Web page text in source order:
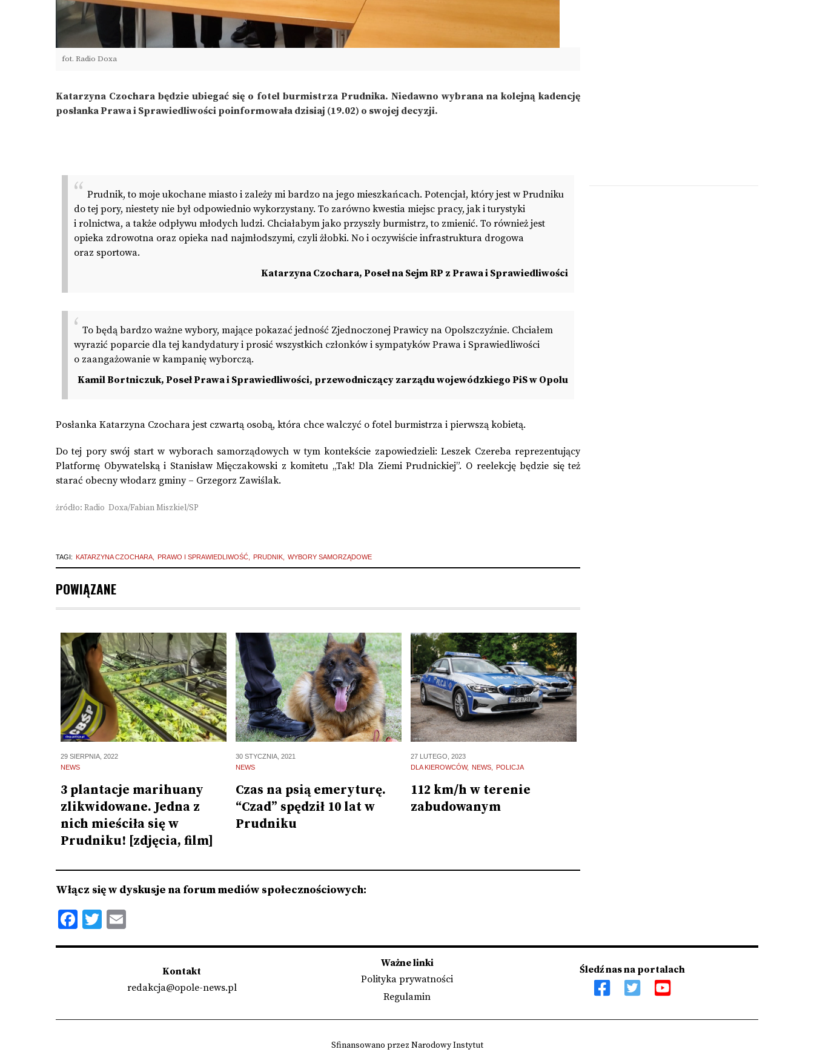
fot. Radio Doxa
Katarzyna Czochara będzie ubiegać się o fotel burmistrza Prudnika. Niedawno wybrana na kolejną kadencję
posłanka Prawa i Sprawiedliwości poinformowała dzisiaj (19.02) o swojej decyzji.
Prudnik, to moje ukochane miasto i zależy mi bardzo na jego mieszkańcach. Potencjał, który jest w Prudniku
do tej pory, niestety nie był odpowiednio wykorzystany. To zarówno kwestia miejsc pracy, jak i turystyki
i rolnictwa, a także odpływu młodych ludzi. Chciałabym jako przyszły burmistrz, to zmienić. To również jest
opieka zdrowotna oraz opieka nad najmłodszymi, czyli żłobki. No i oczywiście infrastruktura drogowa
oraz sportowa.
Katarzyna Czochara, Poseł na Sejm RP z Prawa i Sprawiedliwości
To będą bardzo ważne wybory, mające pokazać jedność Zjednoczonej Prawicy na Opolszczyźnie. Chciałem
wyrazić poparcie dla tej kandydatury i prosić wszystkich członków i sympatyków Prawa i Sprawiedliwości
o zaangażowanie w kampanię wyborczą.
Kamil Bortniczuk, Poseł Prawa i Sprawiedliwości, przewodniczący zarządu wojewódzkiego PiS w Opolu
Posłanka Katarzyna Czochara jest czwartą osobą, która chce walczyć o fotel burmistrza i pierwszą kobietą.
Do tej pory swój start w wyborach samorządowych w tym kontekście zapowiedzieli: Leszek Czereba reprezentujący
Platformę Obywatelską i Stanisław Mięczakowski z komitetu „Tak! Dla Ziemi Prudnickiej”. O reelekcję będzie się też
starać obecny włodarz gminy – Grzegorz Zawiślak.
żródło: Radio Doxa/Fabian Miszkiel/SP
TAGI: KATARZYNA CZOCHARA PRAWO I SPRAWIEDLIWOŚĆ PRUDNIK WYBORY SAMORZĄDOWE
POWIĄZANE
29 SIERPNIA, 2022
NEWS
3 plantacje marihuany
zlikwidowane. Jedna z
nich mieściła się w
Prudniku! [zdjęcia, film]
30 STYCZNIA, 2021
NEWS
Czas na psią emeryturę.
“Czad” spędził 10 lat w
Prudniku
27 LUTEGO, 2023
DLA KIEROWCÓW
NEWS POLICJA
112 km/h w terenie
zabudowanym
Włącz się w dyskusje na forum mediów społecznościowych:
Facebook
Twitter
Kontakt
redakcja@opole-news.pl
Ważne linki
Polityka prywatności
Regulamin
Śledź nas na portalach
Sfinansowano przez Narodowy Instytut